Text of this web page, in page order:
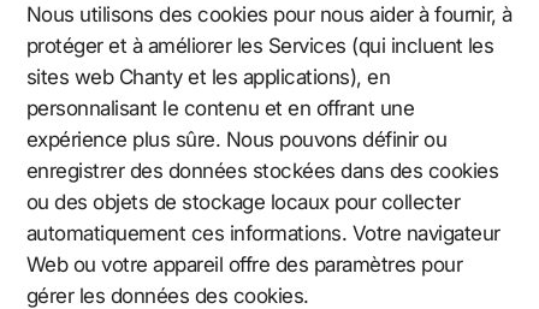
Nous utilisons des cookies pour nous aider à fournir, à
protéger et à améliorer les Services (qui incluent les
sites web Chanty et les applications), en
personnalisant le contenu et en offrant une
expérience plus sûre. Nous pouvons définir ou
enregistrer des données stockées dans des cookies
ou des objets de stockage locaux pour collecter
automatiquement ces informations. Votre navigateur
Web ou votre appareil offre des paramètres pour
gérer les données des cookies.